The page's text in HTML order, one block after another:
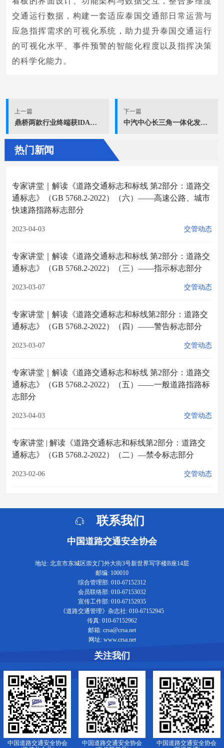
交通运行数据，构建一套适应泰国交通部日常运营与
应急指挥需求的可视化系统，助力提升泰国交通运行
的可视化水平、事件预警的智能化程度以及指挥决策
的科学化能力。
上一篇
鼎桥两款行业终端获IDA国际权威设计奖
下一篇
中汽中心长三角一体化发展战略重磅发布
热门新闻
专家讲堂｜解读《道路交通标志和标线 第2部分：道路交
通标志》（GB 5768.2-2022）（六）——高速公路、城市
快速路指路标志部分
2023-04-03 交管动态
专家讲堂｜解读《道路交通标志和标线 第2部分：道路交
通标志》（GB 5768.2-2022）（三）——指示标志部分
2023-03-07 交管动态
专家讲堂｜解读《道路交通标志和标线第2部分：道路交
通标志》（GB 5768.2-2022）（四）——警告标志部分
2023-03-07 交管动态
专家讲堂｜解读《道路交通标志和标线 第2部分：道路交
通标志》（GB 5768.2-2022）（五）——一般道路指路标
志部分
2023-04-03 交管动态
专家讲堂 | 解读《道路交通标志和标线第2部分：道路交
通标志》（GB 5768.2-2022）（二）—禁令标志部分
2023-02-06 交管动态
联系我们
中国道路交通安全协会
地址: 北京市东城区崇文门外大街3号新世界写字楼B座14层
邮编: 100010
综合管理部: 010-67152312
会员联络部: 010-67153032
宣传工作部: 010-67152935
《道路交通管理》杂志社: 010-67152945
传真: 010-67152962
邮箱: crsa@crsa.net
网址: www.crsa.net
关注我们
中国道路交通安全协会
中国道路交通安全协会
中国道路交通安全协会